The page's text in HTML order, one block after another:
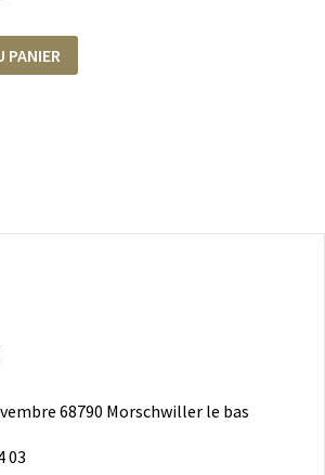
PANIER
68790 Morschwiller le bas
03